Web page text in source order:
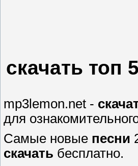
скачать топ
mp3lemon.net -
для
Самые новые песни
скачать бесплатно.